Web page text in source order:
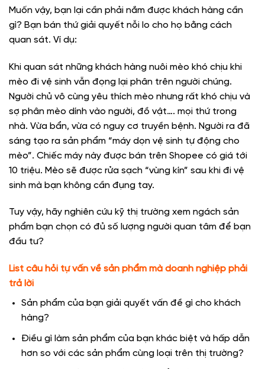
Muốn vậy, bạn lại cần phải nắm được khách hàng cần
gì? Bạn bán thứ giải quyết nỗi lo cho họ bằng cách
quan sát. Ví dụ:
Khi quan sát những khách hàng nuôi mèo khó chịu khi
mèo đi vệ sinh vẫn đọng lại phân trên người chúng.
Người chủ vô cùng yêu thích mèo nhưng rất khó chịu và
sợ phân mèo dính vào người, đồ vật…. mọi thứ trong
nhà. Vừa bẩn, vừa có nguy cơ truyền bệnh. Người ra đã
sáng tạo ra sản phẩm “máy dọn vệ sinh tự động cho
mèo”. Chiếc máy này được bán trên Shopee có giá tới
10 triệu. Mèo sẽ được rửa sạch “vùng kín” sau khi đi vệ
sinh mà bạn không cần đụng tay.
Tuy vậy, hãy nghiên cứu kỹ thị trường xem ngách sản
phẩm bạn chọn có đủ số lượng người quan tâm để bạn
đầu tư?
List câu hỏi tự vấn về sản phẩm mà doanh nghiệp phải
trả lời
Sản phẩm của bạn giải quyết vấn đề gì cho khách
hàng?
Điều gì làm sản phẩm của bạn khác biệt và hấp dẫn
hơn so với các sản phẩm cùng loại trên thị trường?